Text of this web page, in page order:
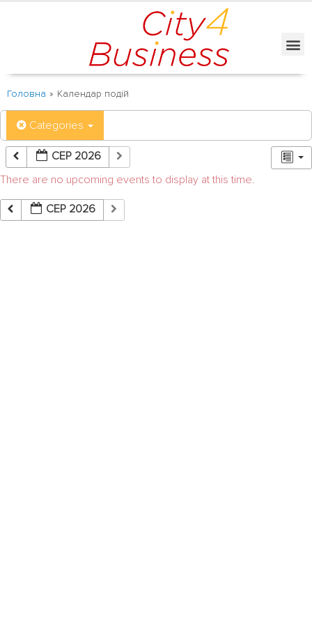
Головна » Календар подій
Categories
СЕР 2026
There are no upcoming events to display at this time.
СЕР 2026